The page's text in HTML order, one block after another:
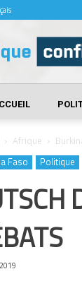
Afrique
Faso Politique